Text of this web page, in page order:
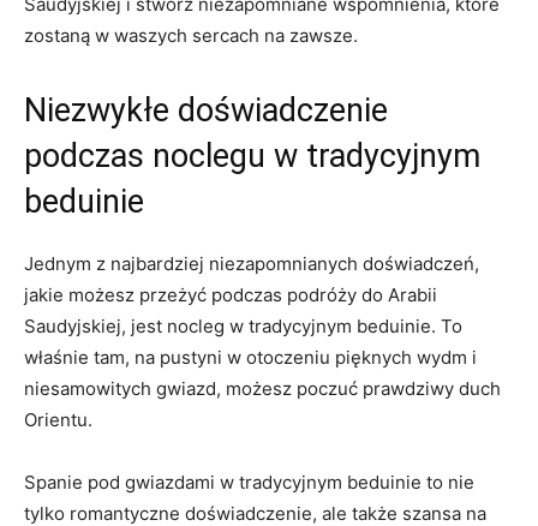
‌zostaną w waszych⁢ sercach na zawsze.
Niezwykłe doświadczenie
podczas noclegu ⁢w tradycyjnym
beduinie
Jednym ​z najbardziej ⁤niezapomnianych doświadczeń,
⁤jakie możesz przeżyć podczas podróży‍ do Arabii
Saudyjskiej, jest nocleg w tradycyjnym ​beduinie. To
właśnie​ tam, na pustyni w⁢ otoczeniu pięknych wydm⁤ i
niesamowitych gwiazd, możesz poczuć prawdziwy duch
Orientu.
Spanie pod gwiazdami w tradycyjnym beduinie ‌to ‍nie
‍tylko romantyczne doświadczenie,⁢ ale⁣ także szansa na⁣